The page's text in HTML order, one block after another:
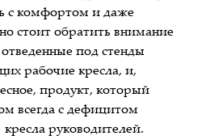
с комфортом и даже
стоит обратить внимание
под стенды
рабочие кресла, и,
продукт, который
всегда с дефицитом
руководителей.